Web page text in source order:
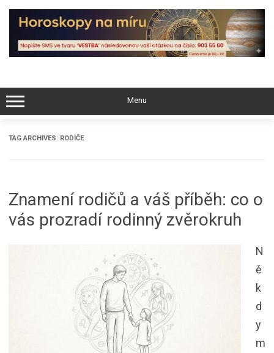
Skip
content
Menu
TAG ARCHIVES: RODIČE
Znamení rodičů a váš příběh: co o
vás prozradí rodinný zvěrokruh
N
ě
k
d
y
m